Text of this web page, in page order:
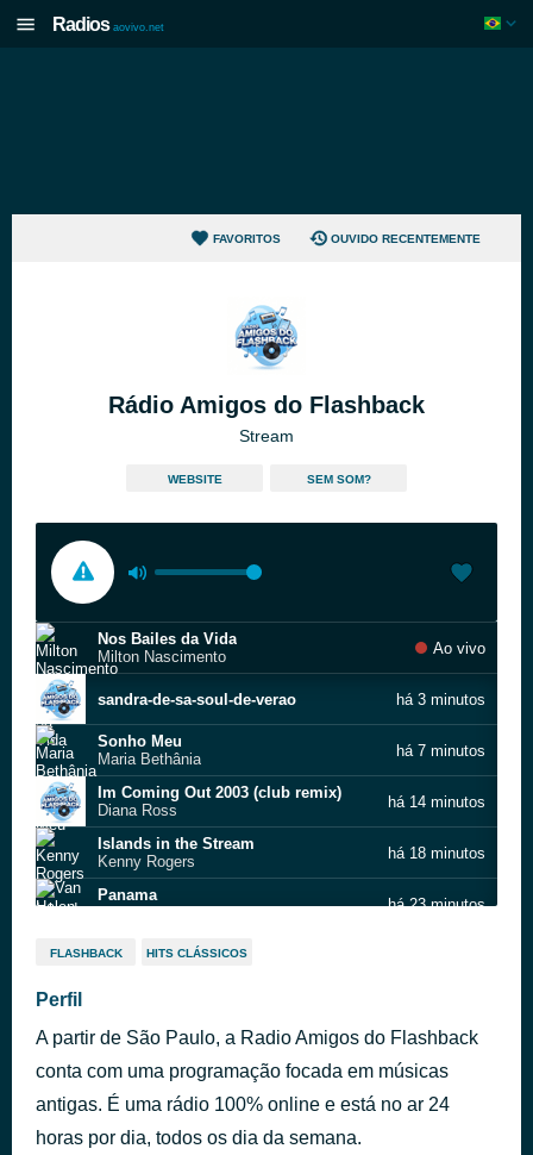
Radios aovivo.net
FAVORITOS OUVIDO RECENTEMENTE
Rádio Amigos do Flashback
Stream
WEBSITE SEM SOM?
Nos Bailes da Vida
Milton Nascimento
Ao vivo
sandra-de-sa-soul-de-verao há 3 minutos
Sonho Meu
Maria Bethânia
há 7 minutos
Im Coming Out 2003 (club remix)
Diana Ross
há 14 minutos
Islands in the Stream
Kenny Rogers
há 18 minutos
Panama
há 23 minutos
Vereda Tropical
Blecaute
Jota Quest
Face to Face
há 43 minutos
FLASHBACK HITS CLÁSSICOS
Perfil
A partir de São Paulo, a Radio Amigos do Flashback
conta com uma programação focada em músicas
antigas. É uma rádio 100% online e está no ar 24
horas por dia, todos os dia da semana.